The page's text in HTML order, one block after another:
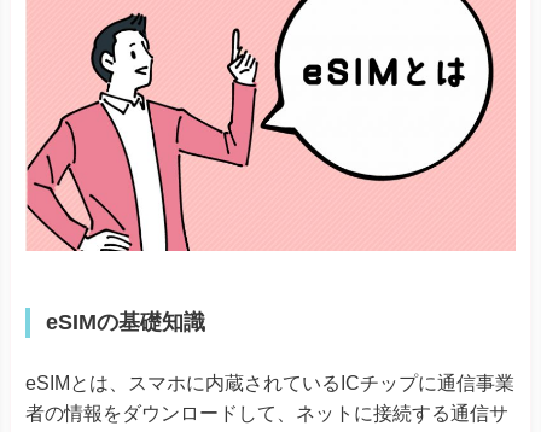
eSIMの基礎知識
eSIMとは、スマホに内蔵されているICチップに通信事業
者の情報をダウンロードして、ネットに接続する通信サ